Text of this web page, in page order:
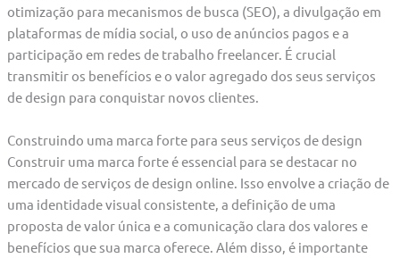
otimização para mecanismos de busca (SEO), a divulgação em
plataformas de mídia social, o uso de anúncios pagos e a
participação em redes de trabalho freelancer. É crucial
transmitir os benefícios e o valor agregado dos seus serviços
de design para conquistar novos clientes.
Construindo uma marca forte para seus serviços de design
Construir uma marca forte é essencial para se destacar no
mercado de serviços de design online. Isso envolve a criação de
uma identidade visual consistente, a definição de uma
proposta de valor única e a comunicação clara dos valores e
benefícios que sua marca oferece. Além disso, é importante